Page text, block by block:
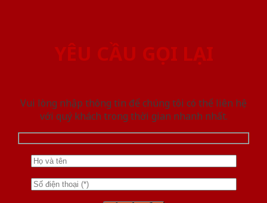
YÊU CẦU GỌI LẠI
Vui lòng nhập thông tin để chúng tôi có thể liên hệ
với quý khách trong thời gian nhanh nhất.